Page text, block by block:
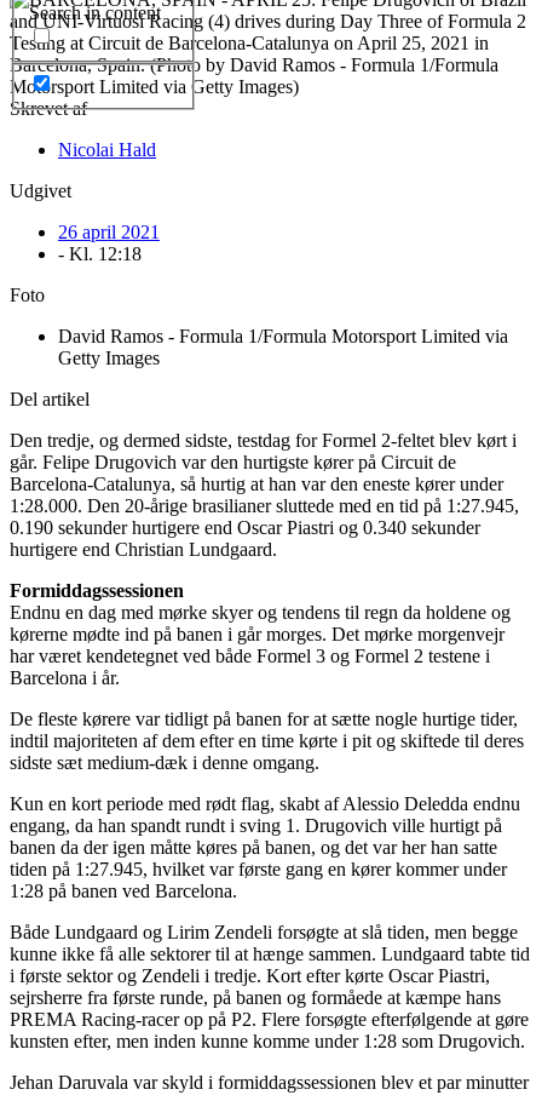
Search in content
Skrevet af
Nicolai Hald
Udgivet
26 april 2021
- Kl. 12:18
Foto
David Ramos - Formula 1/Formula Motorsport Limited via
Getty Images
Del artikel
Den tredje, og dermed sidste, testdag for Formel 2-feltet blev kørt i
går. Felipe Drugovich var den hurtigste kører på Circuit de
Barcelona-Catalunya, så hurtig at han var den eneste kører under
1:28.000. Den 20-årige brasilianer sluttede med en tid på 1:27.945,
0.190 sekunder hurtigere end Oscar Piastri og 0.340 sekunder
hurtigere end Christian Lundgaard.
Formiddagssessionen
Endnu en dag med mørke skyer og tendens til regn da holdene og
kørerne mødte ind på banen i går morges. Det mørke morgenvejr
har været kendetegnet ved både Formel 3 og Formel 2 testene i
Barcelona i år.
De fleste kørere var tidligt på banen for at sætte nogle hurtige tider,
indtil majoriteten af dem efter en time kørte i pit og skiftede til deres
sidste sæt medium-dæk i denne omgang.
Kun en kort periode med rødt flag, skabt af Alessio Deledda endnu
engang, da han spandt rundt i sving 1. Drugovich ville hurtigt på
banen da der igen måtte køres på banen, og det var her han satte
tiden på 1:27.945, hvilket var første gang en kører kommer under
1:28 på banen ved Barcelona.
Både Lundgaard og Lirim Zendeli forsøgte at slå tiden, men begge
kunne ikke få alle sektorer til at hænge sammen. Lundgaard tabte tid
i første sektor og Zendeli i tredje. Kort efter kørte Oscar Piastri,
sejrsherre fra første runde, på banen og formåede at kæmpe hans
PREMA Racing-racer op på P2. Flere forsøgte efterfølgende at gøre
kunsten efter, men inden kunne komme under 1:28 som Drugovich.
Jehan Daruvala var skyld i formiddagssessionen blev et par minutter